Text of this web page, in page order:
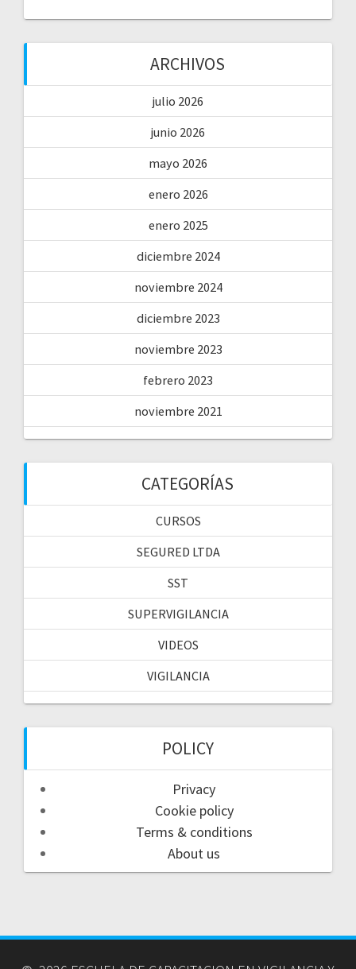
ARCHIVOS
julio 2026
junio 2026
mayo 2026
enero 2026
enero 2025
diciembre 2024
noviembre 2024
diciembre 2023
noviembre 2023
febrero 2023
noviembre 2021
CATEGORÍAS
CURSOS
SEGURED LTDA
SST
SUPERVIGILANCIA
VIDEOS
VIGILANCIA
POLICY
Privacy
Cookie policy
Terms & conditions
About us